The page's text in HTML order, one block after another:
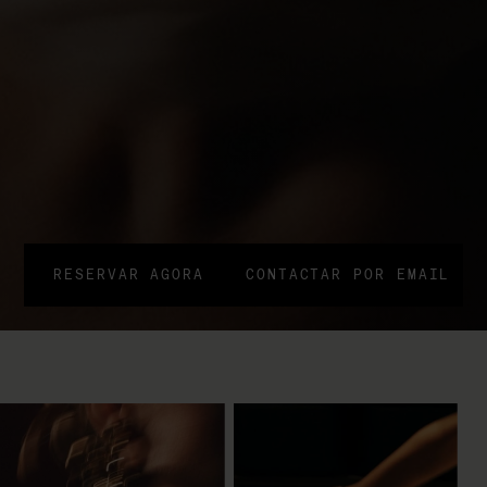
RESERVAR AGORA CONTACTAR POR EMAIL